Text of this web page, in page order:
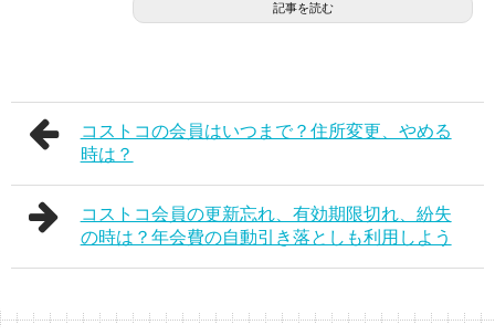
記事を読む
コストコの会員はいつまで？住所変更、やめる
時は？
コストコ会員の更新忘れ、有効期限切れ、紛失
の時は？年会費の自動引き落としも利用しよう